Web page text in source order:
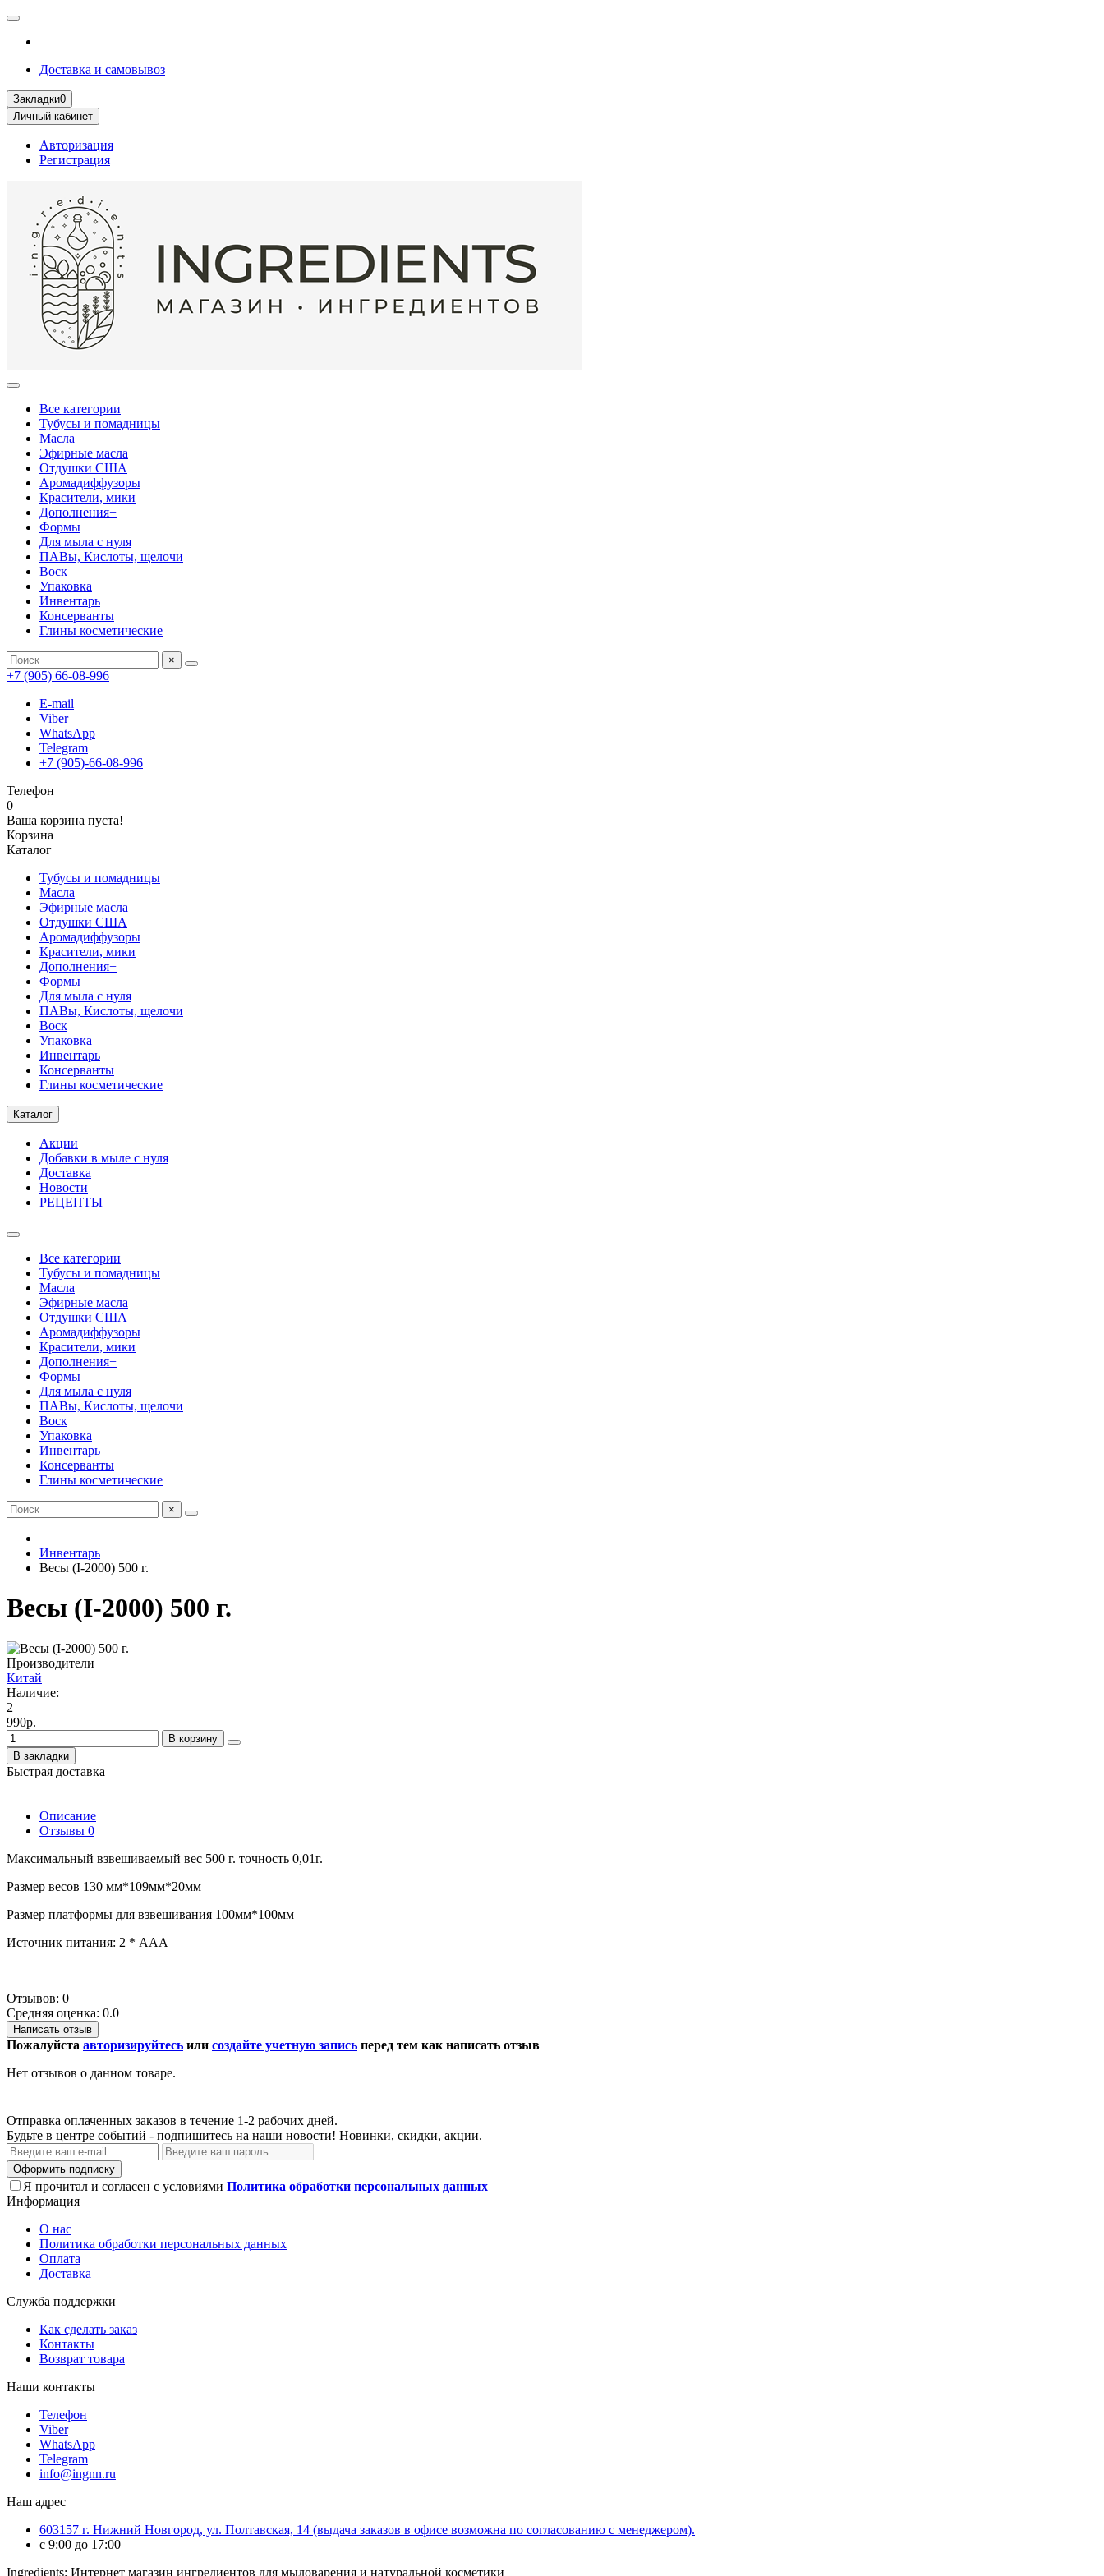
Доставка и самовывоз
Закладки0
Личный кабинет
Авторизация
Регистрация
Все категории
Тубусы и помадницы
Масла
Эфирные масла
Отдушки США
Аромадиффузоры
Красители, мики
Дополнения+
Формы
Для мыла с нуля
ПАВы, Кислоты, щелочи
Воск
Упаковка
Инвентарь
Консерванты
Глины косметические
×
+7 (905) 66-08-996
E-mail
Viber
WhatsApp
Telegram
+7 (905)-66-08-996
Телефон
0
Ваша корзина пуста!
Корзина
Каталог
Тубусы и помадницы
Масла
Эфирные масла
Отдушки США
Аромадиффузоры
Красители, мики
Дополнения+
Формы
Для мыла с нуля
ПАВы, Кислоты, щелочи
Воск
Упаковка
Инвентарь
Консерванты
Глины косметические
Каталог
Акции
Добавки в мыле с нуля
Доставка
Новости
РЕЦЕПТЫ
Все категории
Тубусы и помадницы
Масла
Эфирные масла
Отдушки США
Аромадиффузоры
Красители, мики
Дополнения+
Формы
Для мыла с нуля
ПАВы, Кислоты, щелочи
Воск
Упаковка
Инвентарь
Консерванты
Глины косметические
×
Инвентарь
Весы (I-2000) 500 г.
Весы (I-2000) 500 г.
Производители
Китай
Наличие:
2
990р.
В корзину
В закладки
Быстрая доставка
Описание
Отзывы 0
Максимальный взвешиваемый вес 500 г. точность 0,01г.
Размер весов 130 мм*109мм*20мм
Размер платформы для взвешивания 100мм*100мм
Источник питания: 2 * AAA
Отзывов: 0
Средняя оценка: 0.0
Написать отзыв
Пожалуйста авторизируйтесь или создайте учетную запись перед тем как написать отзыв
Нет отзывов о данном товаре.
Отправка оплаченных заказов в течение 1-2 рабочих дней.
Будьте в центре событий - подпишитесь на наши новости! Новинки, скидки, акции.
Оформить подписку
Я прочитал и согласен с условиями Политика обработки персональных данных
Информация
О нас
Политика обработки персональных данных
Оплата
Доставка
Служба поддержки
Как сделать заказ
Контакты
Возврат товара
Наши контакты
Телефон
Viber
WhatsApp
Telegram
info@ingnn.ru
Наш адрес
603157 г. Нижний Новгород, ул. Полтавская, 14 (выдача заказов в офисе возможна по согласованию с менеджером).
c 9:00 до 17:00
Ingredients: Интернет магазин ингредиентов для мыловарения и натуральной косметики